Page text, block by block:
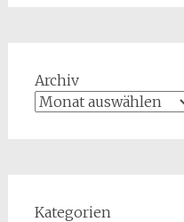
Archiv
Kategorien